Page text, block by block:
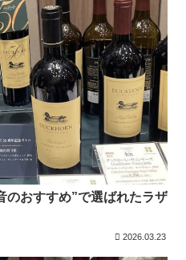
のおすすめ”で選ばれたラザ
2026.03.23